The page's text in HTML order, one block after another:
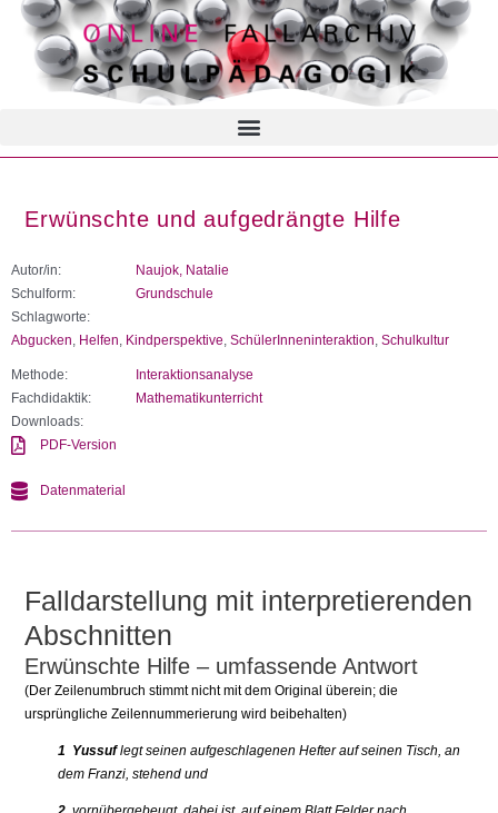
Erwünschte und aufgedrängte Hilfe
Autor/in:
Naujok, Natalie
Schulform:
Grundschule
Schlagworte:
Abgucken Helfen Kindperspektive SchülerInneninteraktion Schulkultur
Methode:
Interaktionsanalyse
Fachdidaktik:
Mathematikunterricht
Downloads:
PDF-Version
Datenmaterial
Falldarstellung mit interpretierenden
Abschnitten
Erwünschte Hilfe – umfassende Antwort
(Der Zeilenumbruch stimmt nicht mit dem Original überein; die
ursprüngliche Zeilennummerierung wird beibehalten)
1 Yussuflegt seinen aufgeschlagenen Hefter auf seinen Tisch, an
dem Franzi, stehend und